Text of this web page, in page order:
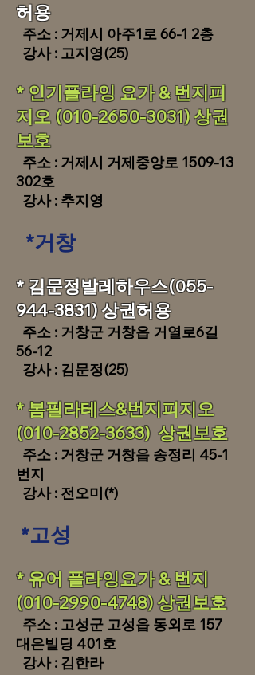
허용
주소 : 거제시 아주1로 66-1 2층
강사 : 고지영(25)
​​* 인기플라잉 요가 & 번지피
지오 (010-2650-3031)상권
보호
주소 : 거제시 거제중앙로 1509-13
302호
강사 : 추지영
*거창
* 김문정발레하우스(055-
944-3831) 상권허용
주소 : 거창군 거창읍 거열로6길
56-12
강사 : 김문정(25)
* 봄필라테스&번지피지오
(010-2852-3633) 상권보호
주소 : 거창군 거창읍 송정리 45-1
번지
강사 : 전오미(*)
*고성
​​* 유어 플라잉요가 & 번지
(010-2990-4748) 상권보호
주소 : 고성군 고성읍 동외로 157
대은빌딩 401호
강사 : 김한라